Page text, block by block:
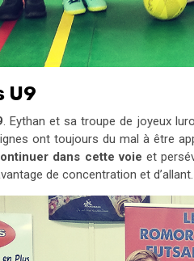
U9
. Eythan et sa troupe de joyeux
ont toujours du mal à être
dans cette voie et
de concentration et d’allant.